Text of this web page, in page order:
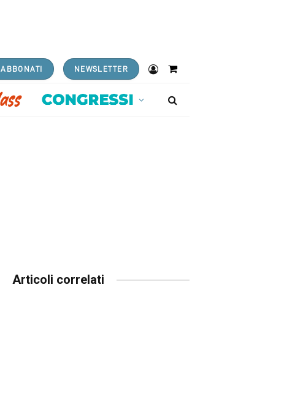
ABBONATI NEWSLETTER
Shopping
Articoli correlati